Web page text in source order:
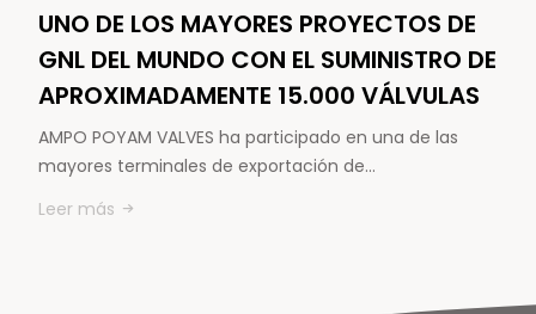
UNO DE LOS MAYORES PROYECTOS DE
GNL DEL MUNDO CON EL SUMINISTRO DE
APROXIMADAMENTE 15.000 VÁLVULAS
AMPO POYAM VALVES ha participado en una de las
mayores terminales de exportación de…
Leer más